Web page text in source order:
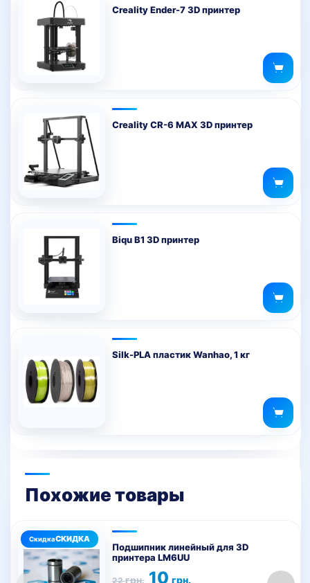
Creality Ender-7 3D принтер
Creality CR-6 MAX 3D принтер
Biqu B1 3D принтер
Silk-PLA пластик Wanhao, 1 кг
Похожие товары
Подшипник линейный для 3D
принтера LM6UU
22грн.
Первоначальная
10грн.
Текущая